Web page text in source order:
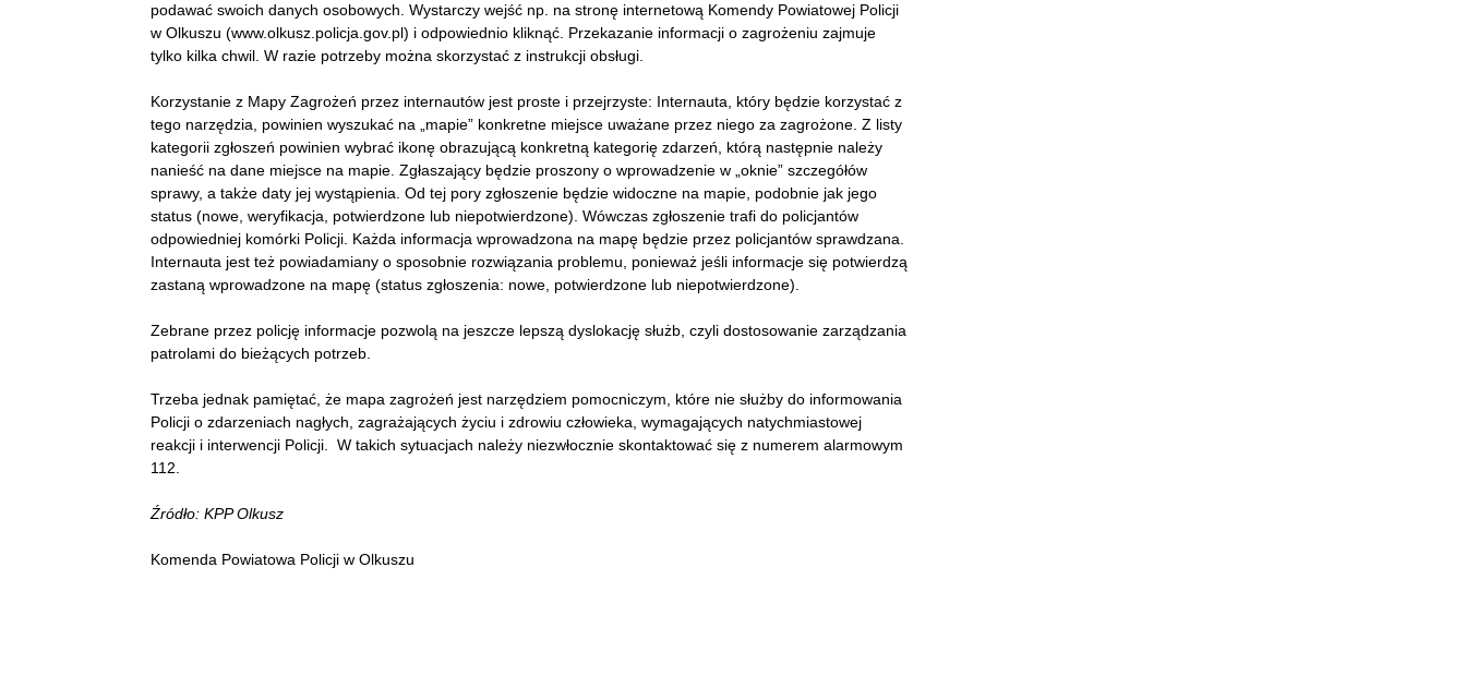
podawać swoich danych osobowych. Wystarczy wejść np. na stronę internetową Komendy Powiatowej Policji
w Olkuszu (www.olkusz.policja.gov.pl) i odpowiednio kliknąć. Przekazanie informacji o zagrożeniu zajmuje
tylko kilka chwil. W razie potrzeby można skorzystać z instrukcji obsługi.
Korzystanie z Mapy Zagrożeń przez internautów jest proste i przejrzyste: Internauta, który będzie korzystać z
tego narzędzia, powinien wyszukać na „mapie” konkretne miejsce uważane przez niego za zagrożone. Z listy
kategorii zgłoszeń powinien wybrać ikonę obrazującą konkretną kategorię zdarzeń, którą następnie należy
nanieść na dane miejsce na mapie. Zgłaszający będzie proszony o wprowadzenie w „oknie” szczegółów
sprawy, a także daty jej wystąpienia. Od tej pory zgłoszenie będzie widoczne na mapie, podobnie jak jego
status (nowe, weryfikacja, potwierdzone lub niepotwierdzone). Wówczas zgłoszenie trafi do policjantów
odpowiedniej komórki Policji. Każda informacja wprowadzona na mapę będzie przez policjantów sprawdzana.
Internauta jest też powiadamiany o sposobnie rozwiązania problemu, ponieważ jeśli informacje się potwierdzą
zastaną wprowadzone na mapę (status zgłoszenia: nowe, potwierdzone lub niepotwierdzone).
Zebrane przez policję informacje pozwolą na jeszcze lepszą dyslokację służb, czyli dostosowanie zarządzania
patrolami do bieżących potrzeb.
Trzeba jednak pamiętać, że mapa zagrożeń jest narzędziem pomocniczym, które nie służby do informowania
Policji o zdarzeniach nagłych, zagrażających życiu i zdrowiu człowieka, wymagających natychmiastowej
reakcji i interwencji Policji. W takich sytuacjach należy niezwłocznie skontaktować się z numerem alarmowym
112.
Źródło: KPP Olkusz
Komenda Powiatowa Policji w Olkuszu